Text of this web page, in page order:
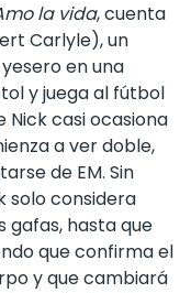
la vida, cuenta
Carlyle), un
en una
y juega al fútbol
Nick casi ocasiona
a ver doble,
de EM. Sin
solo considera
gafas, hasta que
que confirma el
y que cambiará